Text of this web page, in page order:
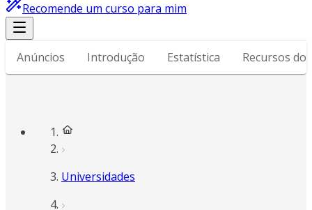
Recomende um curso para mim
Anúncios Introdução Estatística Recursos do
Universidades